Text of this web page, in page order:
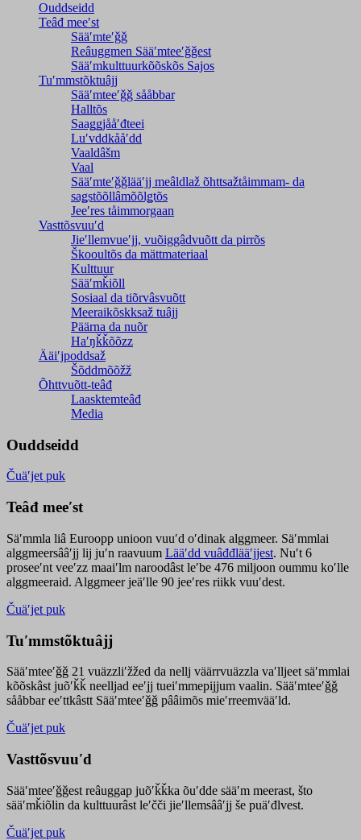
Ouddseidd
Teâđ meeʹst
Sääʹmteʹǧǧ
Reâuggmen Sääʹmteeʹǧǧest
Sääʹmkulttuurkõõskõs Sajos
Tuʹmmstõktuâjj
Sääʹmteeʹǧǧ sååbbar
Halltõs
Saaǥǥjååʹđteei
Luʹvddkååʹdd
Vaaldâšm
Vaal
Sääʹmteʹǧǧlääʹjj meâldlaž õhttsažtåimmam- da
saǥstõõllâmõõlǥtõs
Jeeʹres tåimmorgaan
Vasttõsvuuʹd
Jieʹllemvueʹjj, vuõiggâdvuõtt da pirrõs
Škooultõs da mättmateriaal
Kulttuur
Sääʹmǩiõll
Sosiaal da tiõrvâsvuõtt
Meeraikõskksaž tuâjj
Päärna da nuõr
Haʹŋǩǩõõzz
Ääiʹjpoddsaž
Šõddmõõžž
Õhttvuõtt-teâđ
Laasktemteâđ
Media
Ouddseidd
Čuäʹjet puk
Teâđ meeʹst
Säʹmmla liâ Euroopp unioon vuuʹd oʹdinak alggmeer. Säʹmmlai
alggmeersââʹjj lij juʹn raavuum Lääʹdd vuâđđlääʹjjest. Nuʹt 6
proseeʹnt veeʹzz maaiʹlm naroodâst leʹbe 476 miljoon oummu koʹlle
alggmeeraid. Alggmeer jeäʹlle 90 jeeʹres riikk vuuʹdest.
Čuäʹjet puk
Tuʹmmstõktuâjj
Sääʹmteeʹǧǧ 21 vuäzzliʹžžed da nellj väärrvuäzzla vaʹlljeet säʹmmlai
kõõskâst juõʹǩǩ neelljad eeʹjj tueiʹmmepijjum vaalin. Sääʹmteeʹǧǧ
sååbbar eeʹttkâstt Sääʹmteeʹǧǧ pââimõs mieʹrreemvääʹld.
Čuäʹjet puk
Vasttõsvuuʹd
Sääʹmteeʹǧǧest reâuggap juõʹǩǩka õuʹdde sääʹm meerast, što
sääʹmǩiõlin da kulttuurâst leʹčči jieʹllemsââʹjj še puäʹđlvest.
Čuäʹjet puk